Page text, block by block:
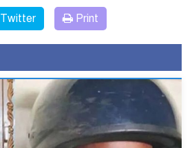
Twitter Print